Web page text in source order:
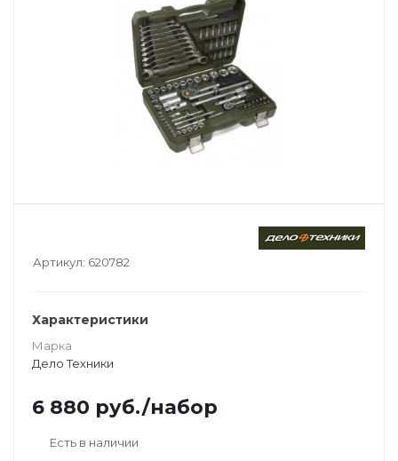
Артикул: 620782
Характеристики
Марка
Дело Техники
6 880 руб./набор
Есть в наличии